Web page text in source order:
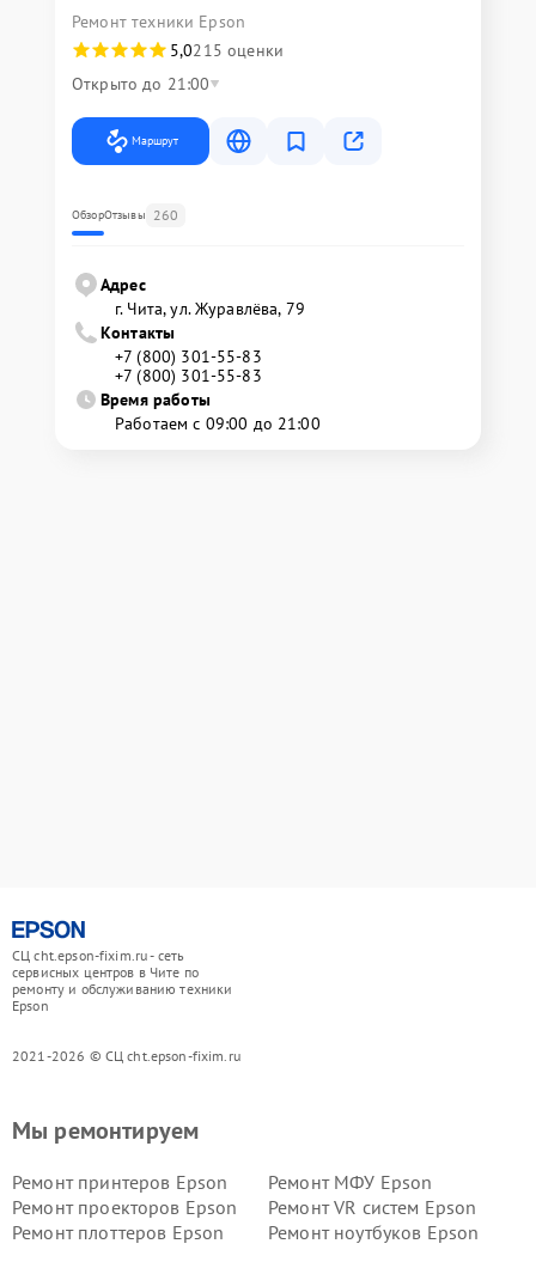
Ремонт техники Epson
5,0215 оценки
Открыто до 21:00
Маршрут
ОбзорОтзывы 260
Адрес
г. Чита, ул. Журавлёва, 79
Контакты
+7 (800) 301-55-83
+7 (800) 301-55-83
Время работы
Работаем с 09:00 до 21:00
СЦ cht.epson-fixim.ru - сеть
сервисных центров в Чите по
ремонту и обслуживанию техники
Epson
2021-2026 © СЦ cht.epson-fixim.ru
Мы ремонтируем
Ремонт принтеров Epson
Ремонт МФУ Epson
Ремонт проекторов Epson
Ремонт VR систем Epson
Ремонт плоттеров Epson
Ремонт ноутбуков Epson